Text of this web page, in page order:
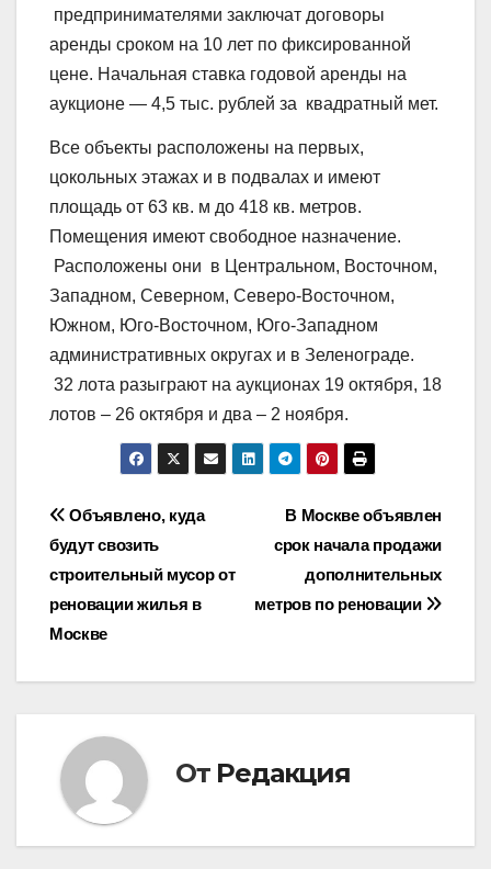
предпринимателями заключат договоры
аренды сроком на 10 лет по фиксированной
цене. Начальная ставка годовой аренды на
аукционе — 4,5 тыс. рублей за квадратный мет.
Все объекты расположены на первых,
цокольных этажах и в подвалах и имеют
площадь от 63 кв. м до 418 кв. метров.
Помещения имеют свободное назначение.
Расположены они в Центральном, Восточном,
Западном, Северном, Северо-Восточном,
Южном, Юго-Восточном, Юго-Западном
административных округах и в Зеленограде.
32 лота разыграют на аукционах 19 октября, 18
лотов – 26 октября и два – 2 ноября.
Навигация
по
записям
В Москве объявлен
срок начала продажи
дополнительных
метров по реновации
Объявлено, куда
будут свозить
строительный мусор от
реновации жилья в
Москве
От Редакция